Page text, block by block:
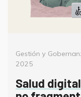
Categorías
Gestión y
2025
Salud